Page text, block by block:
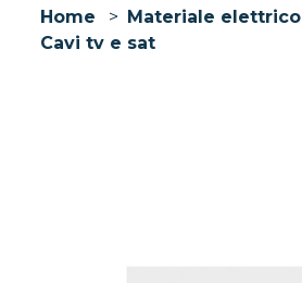
Home > Materiale elettrico
Cavi tv e sat